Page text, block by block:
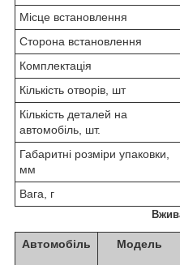
Місце встановлення
Сторона встановлення
Комплектація
Кількість отворів, шт
Кількість деталей на
автомобіль, шт.
Габаритні розміри упаковки,
мм
Вага, г
Автомобіль Модель